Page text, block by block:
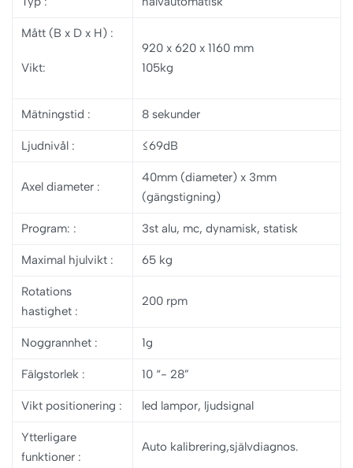
Mått (B x D x H) :
Vikt:
920 x 620 x 1160 mm
105kg
Mätningstid : 8 sekunder
Ljudnivål : ≤69dB
Axel diameter :
40mm (diameter) x 3mm
(gängstigning)
Program: : 3st alu, mc, dynamisk, statisk
Maximal hjulvikt : 65 kg
Rotations
hastighet :
200 rpm
Noggrannhet : 1g
Fälgstorlek : 10 “- 28”
Vikt positionering : led lampor, ljudsignal
Ytterligare
funktioner :
Auto kalibrering,självdiagnos.